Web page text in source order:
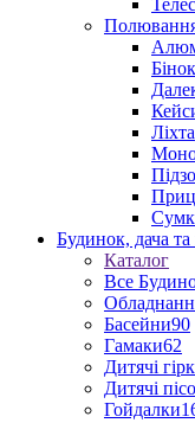
Полювання
Будинок, дача
Каталог
Все
Басейни90
Гамаки62
Дитячі
Дитячі
Гойдалки